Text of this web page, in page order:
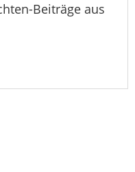
Beiträge aus